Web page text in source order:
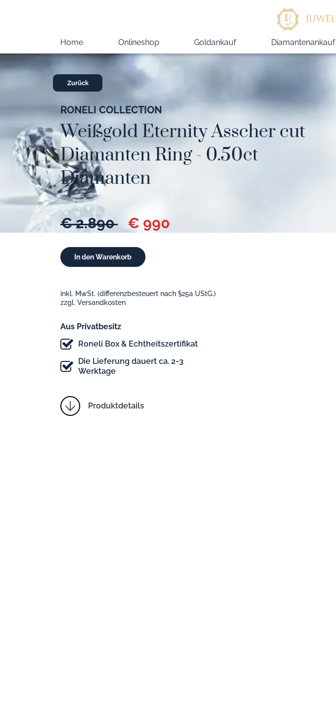
Home Onlineshop Goldankauf Diamantenankauf
Zurück
RONELI COLLECTION
Weißgold Eternity Asscher cut
Diamanten Ring - 0.50ct
Diamanten
€ 2.890 € 990
inkl. MwSt. (differenzbesteuert nach §25a UStG.)
zzgl. Versandkosten
Aus Privatbesitz
Roneli Box & Echtheitszertifikat
Die Lieferung dauert ca. 2-3
Werktage
Produktdetails